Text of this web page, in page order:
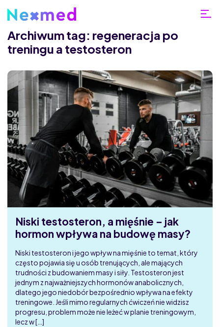
Archiwum tag: regeneracja po
treningu a testosteron
Niski testosteron, a mięśnie – jak
hormon wpływa na budowę masy?
Niski testosteron i jego wpływ na mięśnie to temat, który
często pojawia się u osób trenujących, ale mających
trudności z budowaniem masy i siły. Testosteron jest
jednym z najważniejszych hormonów anabolicznych,
dlatego jego niedobór bezpośrednio wpływa na efekty
treningowe. Jeśli mimo regularnych ćwiczeń nie widzisz
progresu, problem może nie leżeć w planie treningowym,
lecz w […]